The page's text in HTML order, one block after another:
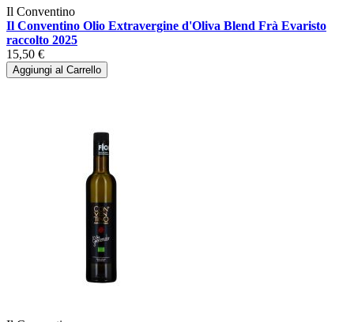
Il Conventino
Il Conventino Olio Extravergine d'Oliva Blend Frà Evaristo
raccolto 2025
15,50 €
Aggiungi al Carrello